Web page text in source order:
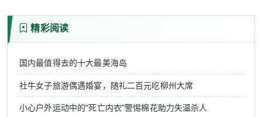
精彩阅读
国内最值得去的十大最美海岛
社牛女子旅游偶遇婚宴，随礼二百元吃柳州大席
小心户外运动中的“死亡内衣”警惕棉花助力失温杀人